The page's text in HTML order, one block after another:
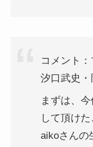
コメント
汐口武史・
まずは、
して頂け
aikoさんの